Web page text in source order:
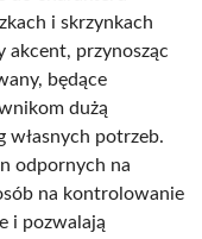
i skrzynkach
akcent, przynosząc
będące
dużą
własnych potrzeb.
odpornych na
na kontrolowanie
i pozwalają